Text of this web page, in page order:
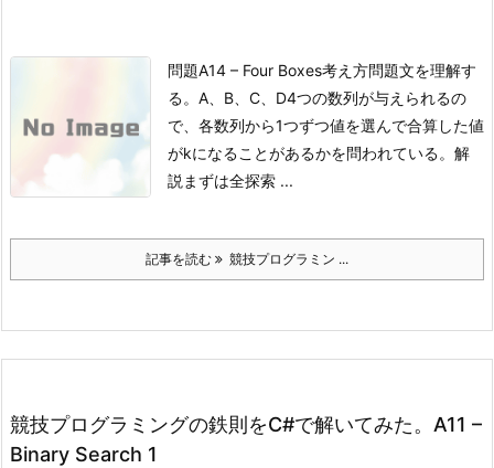
問題A14 – Four Boxes考え方問題文を理解す
る。 A、B、C、D4つの数列が与えられるの
で、各数列から1つずつ値を選んで合算した値
がkになることがあるかを問われている。 解
説 まずは全探索 ...
記事を読む 競技プログラミン ...
競技プログラミングの鉄則をC#で解いてみた。A11 –
Binary Search 1